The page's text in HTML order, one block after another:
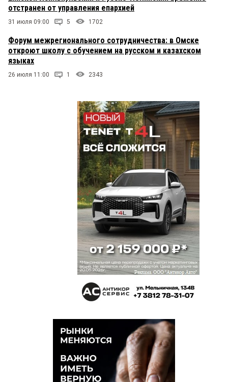
отстранен от управления епархией
31 июля 09:00 5 1702
Форум межрегионального сотрудничества: в Омске
откроют школу с обучением на русском и казахском
языках
26 июля 11:00 1 2343